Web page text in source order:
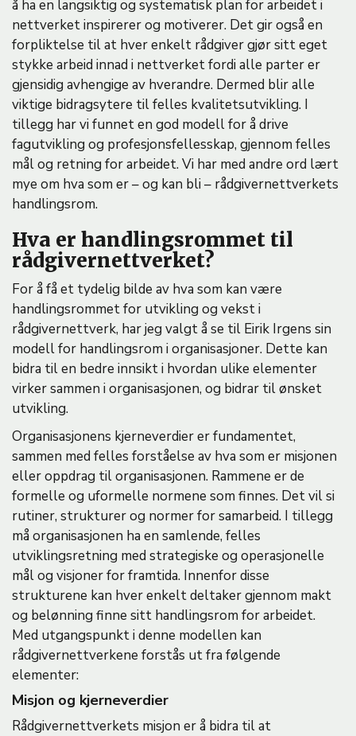
å ha en langsiktig og systematisk plan for arbeidet i
nettverket inspirerer og motiverer. Det gir også en
forpliktelse til at hver enkelt rådgiver gjør sitt eget
stykke arbeid innad i nettverket fordi alle parter er
gjensidig avhengige av hverandre. Dermed blir alle
viktige bidragsytere til felles kvalitetsutvikling. I
tillegg har vi funnet en god modell for å drive
fagutvikling og profesjonsfellesskap, gjennom felles
mål og retning for arbeidet. Vi har med andre ord lært
mye om hva som er – og kan bli – rådgivernettverkets
handlingsrom.
Hva er handlingsrommet til
rådgivernettverket?
For å få et tydelig bilde av hva som kan være
handlingsrommet for utvikling og vekst i
rådgivernettverk, har jeg valgt å se til Eirik Irgens sin
modell for handlingsrom i organisasjoner. Dette kan
bidra til en bedre innsikt i hvordan ulike elementer
virker sammen i organisasjonen, og bidrar til ønsket
utvikling.
Organisasjonens kjerneverdier er fundamentet,
sammen med felles forståelse av hva som er misjonen
eller oppdrag til organisasjonen. Rammene er de
formelle og uformelle normene som finnes. Det vil si
rutiner, strukturer og normer for samarbeid. I tillegg
må organisasjonen ha en samlende, felles
utviklingsretning med strategiske og operasjonelle
mål og visjoner for framtida. Innenfor disse
strukturene kan hver enkelt deltaker gjennom makt
og belønning finne sitt handlingsrom for arbeidet.
Med utgangspunkt i denne modellen kan
rådgivernettverkene forstås ut fra følgende
elementer:
Misjon og kjerneverdier
Rådgivernettverkets misjon er å bidra til at